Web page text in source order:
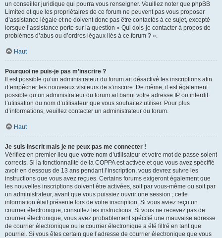
un conseiller juridique qui pourra vous renseigner. Veuillez noter que phpBB
Limited et que les propriétaires de ce forum ne peuvent pas vous proposer
d’assistance légale et ne doivent donc pas être contactés à ce sujet, excepté
lorsque l’assistance porte sur la question « Qui dois-je contacter à propos de
problèmes d’abus ou d’ordres légaux liés à ce forum ? ».
Haut
Pourquoi ne puis-je pas m’inscrire ?
Il est possible qu’un administrateur du forum ait désactivé les inscriptions afin
d’empêcher les nouveaux visiteurs de s’inscrire. De même, il est également
possible qu’un administrateur du forum ait banni votre adresse IP ou interdit
l’utilisation du nom d’utilisateur que vous souhaitez utiliser. Pour plus
d’informations, veuillez contacter un administrateur du forum.
Haut
Je suis inscrit mais je ne peux pas me connecter !
Vérifiez en premier lieu que votre nom d’utilisateur et votre mot de passe soient
corrects. Si la fonctionnalité de la COPPA est activée et que vous avez spécifié
avoir en dessous de 13 ans pendant l’inscription, vous devrez suivre les
instructions que vous avez reçues. Certains forums exigeront également que
les nouvelles inscriptions doivent être activées, soit par vous-même ou soit par
un administrateur, avant que vous puissiez ouvrir une session ; cette
information était présente lors de votre inscription. Si vous aviez reçu un
courrier électronique, consultez les instructions. Si vous ne recevez pas de
courrier électronique, vous avez probablement spécifié une mauvaise adresse
de courrier électronique ou le courrier électronique a été filtré en tant que
pourriel. Si vous êtes certain que l’adresse de courrier électronique que vous